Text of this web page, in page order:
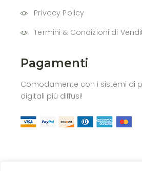
Privacy Policy
Termini & Condizioni di
Pagamenti
Comodamente con i sistemi di
digitali più diffusi!